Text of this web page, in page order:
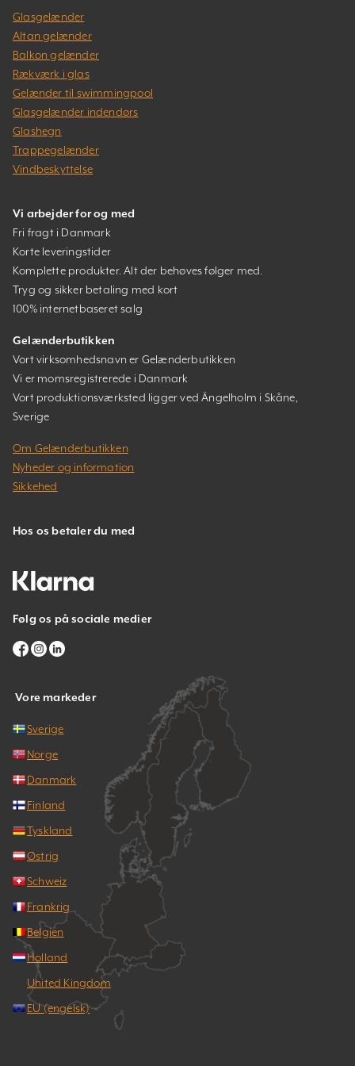
Glasgelænder
Altan gelænder
Balkon gelænder
Rækværk i glas
Gelænder til swimmingpool
Glasgelænder indendørs
Glashegn
Trappegelænder
Vindbeskyttelse
Vi arbejder for og med
Fri fragt i Danmark
Korte leveringstider
Komplette produkter. Alt der behøves følger med.
Tryg og sikker betaling med kort
100% internetbaseret salg
Gelænderbutikken
Vort virksomhedsnavn er Gelænderbutikken
Vi er momsregistrerede i Danmark
Vort produktionsværksted ligger ved Ängelholm i Skåne,
Sverige
Om Gelænderbutikken
Nyheder og information
Sikkehed
Hos os betaler du med
Følg os på sociale medier
Vore markeder
Sverige
Norge
Danmark
Finland
Tyskland
Østrig
Schweiz
Frankrig
Belgien
Holland
United Kingdom
EU (engelsk)